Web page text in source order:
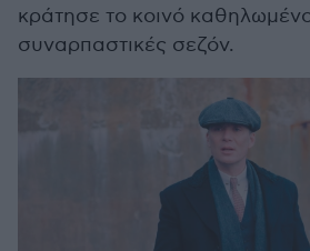
κράτησε το κοινό καθηλωμένο
συναρπαστικές σεζόν.